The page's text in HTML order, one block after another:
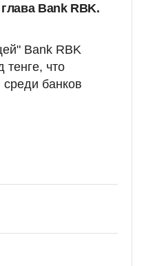
Bank RBK.
Bank RBK
что
банков